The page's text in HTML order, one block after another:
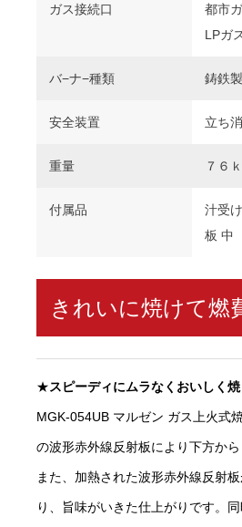
ガス接続口
都市
LPガ
バ−ナ−種類 鋳鉄
安全装置 立ち
重量 ７６
付属品
汁受
板 中
きれいに焼けて燃
★スピーディにムラなくおいしく焼
MGK-054UB マルゼン ガス上火式
の波形赤外線反射板により下方か
また、加熱された波形赤外線反射
り、旨味がいきた仕上がりです。